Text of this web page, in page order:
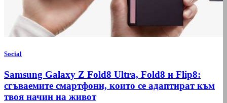
Social
Samsung Galaxy Z Fold8 Ultra, Fold8 и Flip8:
сгъваемите смартфони, които се адаптират към
твоя начин на живот